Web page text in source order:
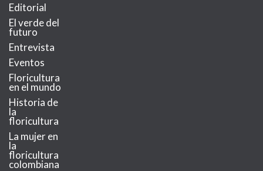
Editorial
El verde del
futuro
Entrevista
Eventos
Floricultura
en el mundo
Historia de
la
floricultura
La mujer en
la
floricultura
colombiana